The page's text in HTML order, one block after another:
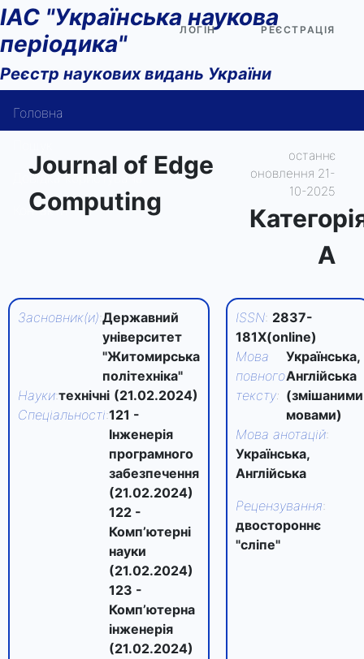
ІАС "Українська наукова
періодика"
Реєстр наукових видань України
ЛОГІН РЕЄСТРАЦІЯ
Головна
Довідка користувача
Контакти
Journal of Edge
Computing
останнє
оновлення 21-
10-2025
А
Засновник(и):Державний
університет
"Житомирська
політехніка"
Науки:технічні (21.02.2024)
Спеціальності:121 -
Інженерія
програмного
забезпечення
(21.02.2024)
122 -
Комп’ютерні
науки
(21.02.2024)
123 -
Комп’ютерна
інженерія
(21.02.2024)
ISSN: 2837-
181X(online)
Мова
повного
тексту:
Українська,
Англійська
(змішаними
мовами)
Мова анотацій:
Українська,
Англійська
Рецензування:
двостороннє
"сліпе"